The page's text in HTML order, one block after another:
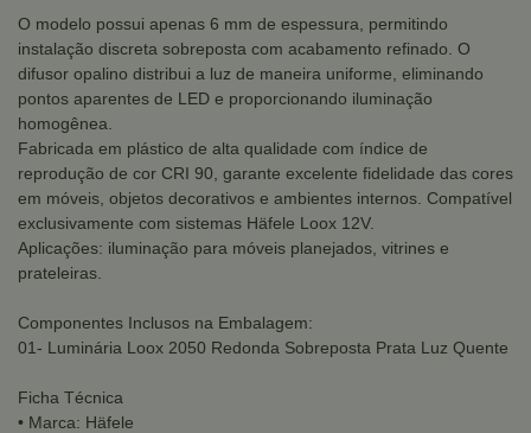
O modelo possui apenas 6 mm de espessura, permitindo
instalação discreta sobreposta com acabamento refinado. O
difusor opalino distribui a luz de maneira uniforme, eliminando
pontos aparentes de LED e proporcionando iluminação
homogênea.
Fabricada em plástico de alta qualidade com índice de
reprodução de cor CRI 90, garante excelente fidelidade das cores
em móveis, objetos decorativos e ambientes internos. Compatível
exclusivamente com sistemas Häfele Loox 12V.
Aplicações: iluminação para móveis planejados, vitrines e
prateleiras.
Componentes Inclusos na Embalagem:
01- Luminária Loox 2050 Redonda Sobreposta Prata Luz Quente
Ficha Técnica
• Marca: Häfele